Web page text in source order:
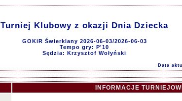
Turniej Klubowy z okazji Dnia Dziecka
GOKiR Świerklany 2026-06-03/2026-06-03
Tempo gry: P'10
Sędzia: Krzysztof Wołyński
Data
INFORMACJE